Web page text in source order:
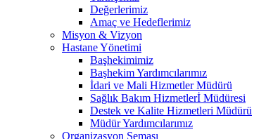
Değerlerimiz
Amaç ve Hedeflerimiz
Misyon & Vizyon
Hastane Yönetimi
Başhekimimiz
Başhekim Yardımcılarımız
İdari ve Mali Hizmetler Müdürü
Sağlık Bakım Hizmetlerİ Müdüresi
Destek ve Kalite Hizmetleri Müdürü
Müdür Yardımcılarımız
Organizasyon Şeması